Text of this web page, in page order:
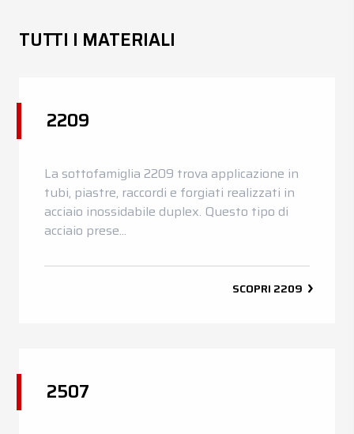
EN ES FR IT
TUTTI I MATERIALI
2209
La sottofamiglia 2209 trova applicazione in
tubi, piastre, raccordi e forgiati realizzati in
acciaio inossidabile duplex. Questo tipo di
acciaio prese...
SCOPRI 2209
2507